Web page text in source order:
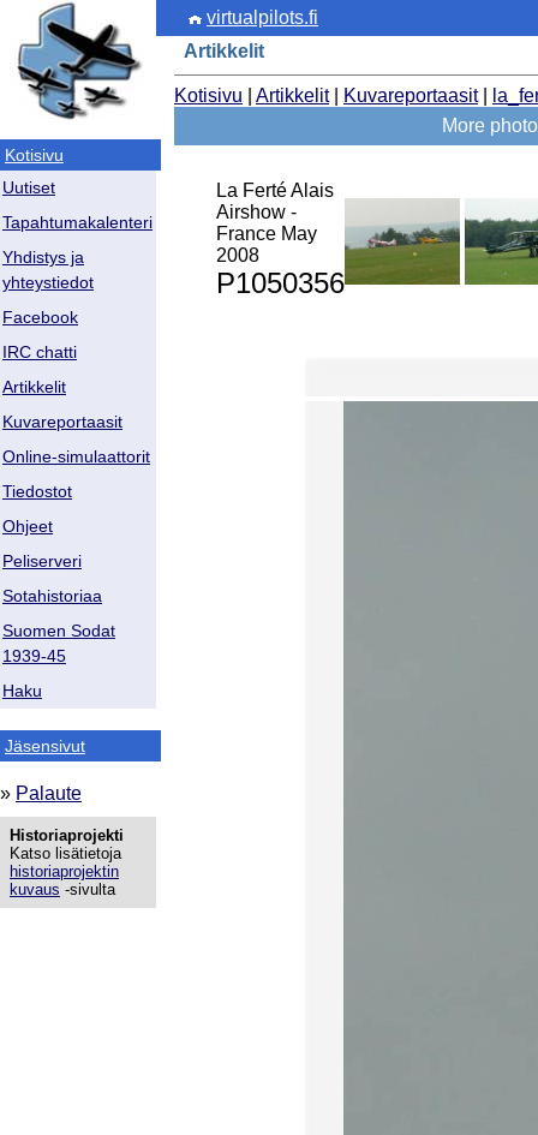
Kotisivu
Uutiset
Tapahtumakalenteri
Yhdistys ja
yhteystiedot
Facebook
IRC chatti
Artikkelit
Kuvareportaasit
Online-simulaattorit
Tiedostot
Ohjeet
Peliserveri
Sotahistoriaa
Suomen Sodat
1939-45
Haku
Jäsensivut
» Palaute
Historiaprojekti
Katso lisätietoja
historiaprojektin
kuvaus -sivulta
virtualpilots.fi
Artikkelit
Kotisivu Artikkelit| Kuvareportaasit|
More
La Ferté Alais
Airshow -
France May
2008
P1050356